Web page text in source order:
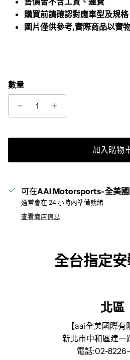
購買前請確認對應車型及規格
圖片僅供參考,實際商品以實
數量
加入購物
可在AAI Motorsports-全美國
通常會在 24 小時內準備就緒
查看商店信息
全台指定
北區
【aai全美國際有
新北市中和區建一
電話:02-